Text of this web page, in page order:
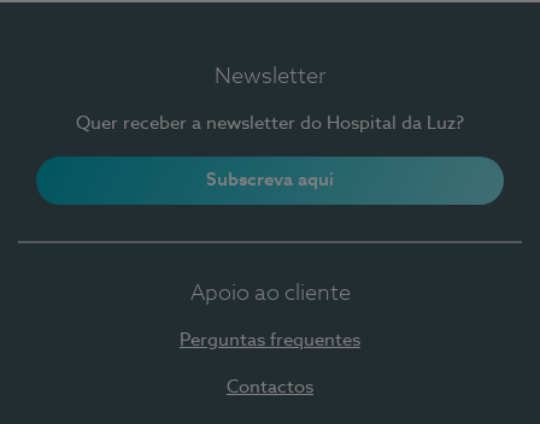
Newsletter
Quer receber a newsletter do Hospital da Luz?
Subscreva aqui
Apoio ao cliente
Perguntas frequentes
Contactos